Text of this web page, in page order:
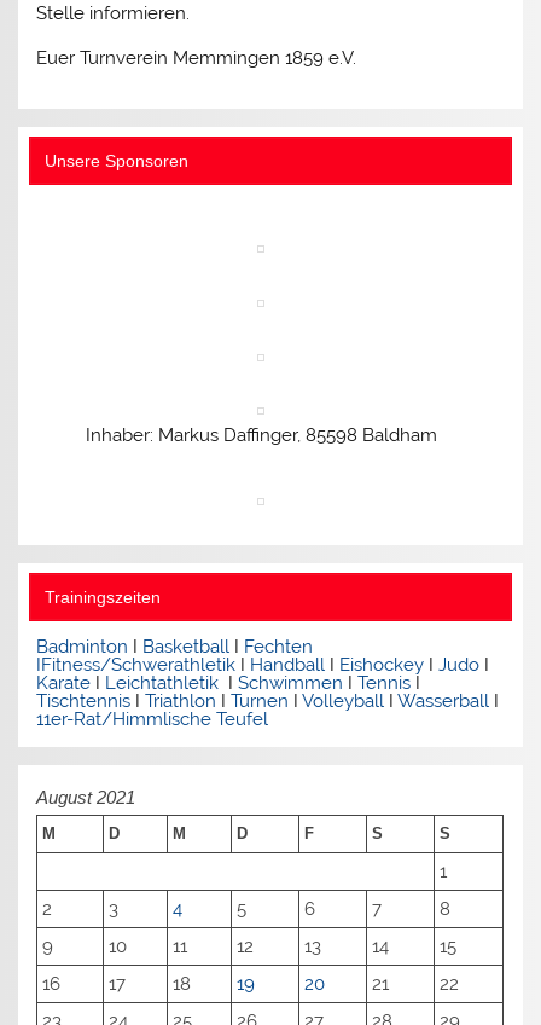
Stelle informieren.
Euer Turnverein Memmingen 1859 e.V.
Unsere Sponsoren
Inhaber: Markus Daffinger, 85598 Baldham
Trainingszeiten
Badminton I Basketball I Fechten
IFitness/Schwerathletik I Handball I Eishockey IJudo I
Karate I Leichtathletik ISchwimmen ITennis I
Tischtennis ITriathlon ITurnen IVolleyball IWasserball I
11er-Rat/Himmlische Teufel
August 2021
M D M D F S S
1
2
3 4 5 6 7
8
9
10 11 12 13 14
15
16
17 18 19 20 21
22